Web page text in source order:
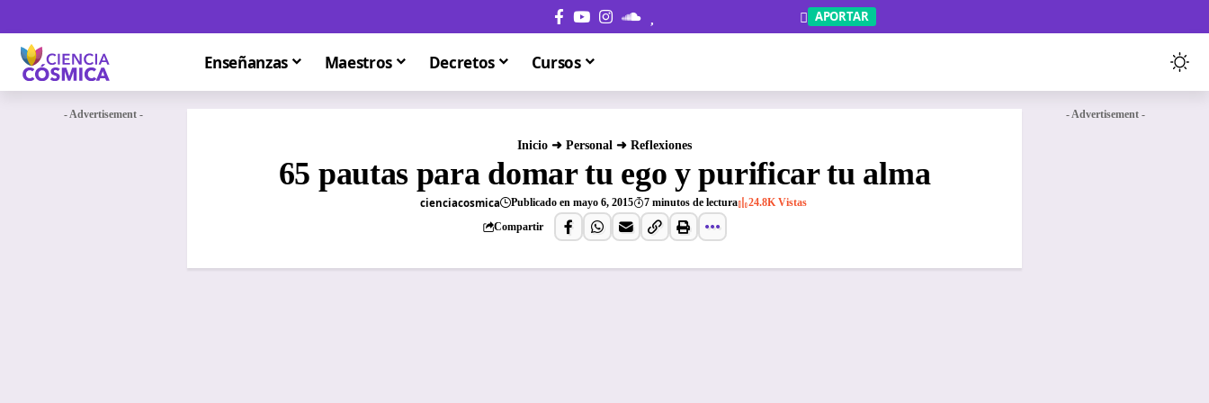
APORTAR
Enseñanzas Maestros Decretos Cursos
- Advertisement -
Inicio ➜ Personal ➜ Reflexiones
65 pautas para domar tu ego y purificar tu alma
cienciacosmica Publicado en mayo 6, 2015 7 minutos de lectura 24.8K Vistas
Compartir
- Advertisement -